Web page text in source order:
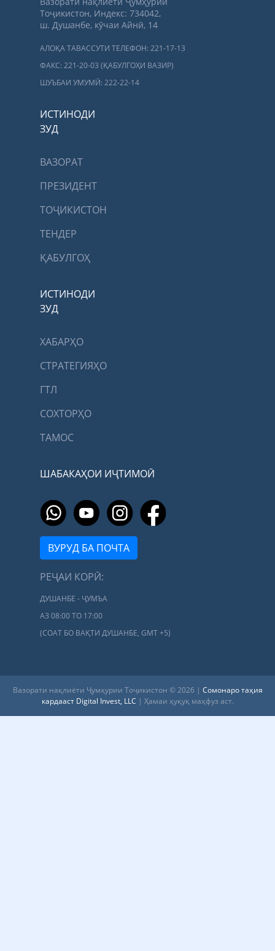
Тоҷикистон, Индекс: 734042,
ш. Душанбе, кӯчаи Айнӣ, 14
АЛОҚА ТАВАССУТИ ТЕЛЕФОН: 221-17-13
ФАКС: 221-20-03 (ҚАБУЛГОҲИ ВАЗИР)
ШУЪБАИ УМУМӢ: 222-22-14
ИСТИНОДИ
ЗУД
ВАЗОРАТ
ПРЕЗИДЕНТ
ТОҶИКИСТОН
ТЕНДЕР
ҚАБУЛГОҲ
ИСТИНОДИ
ЗУД
ХАБАРҲО
СТРАТЕГИЯҲО
ГТЛ
СОХТОРҲО
ТАМОС
ШАБАКАҲОИ ИҶТИМОӢ
ВУРУД БА ПОЧТА
РЕҶАИ КОРӢ:
ДУШАНБЕ - ҶУМЪА
АЗ 08:00 ТО 17:00
(СОАТ БО ВАҚТИ ДУШАНБЕ, GMT +5)
Вазорати нақлиёти Ҷумҳурии Тоҷикистон © 2026 | Сомонаро таҳия
кардааст Digital Invest, LLC | Ҳамаи ҳуқуқ маҳфуз аст.